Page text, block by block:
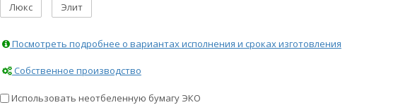
Люкс Элит
Посмотреть подробнее о вариантах исполнения и сроках изготовления
Собственное производство
Использовать неотбеленную бумагу ЭКО